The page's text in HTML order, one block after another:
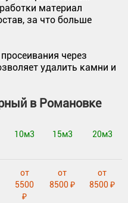
материал
за что больше
через
удалить камни и
в Романовке
10м3 15м3 20м3
от
5500
₽
от
8500 ₽
от
8500 ₽